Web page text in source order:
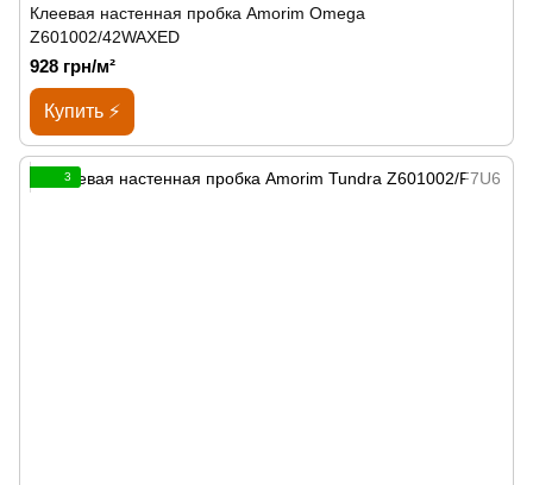
Клеевая настенная пробка Amorim Omega
Z601002/42WAXED
928 грн/м²
Купить ⚡
3